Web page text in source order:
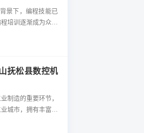
景下，编程技能已
培训逐渐成为众多
作为中国东北地区
抚松县数控机
制造的重要环节，
城市，拥有丰富的
持续上升。数